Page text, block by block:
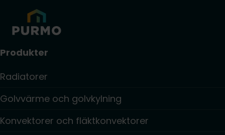
Produkter
Radiatorer
Golvvärme och golvkylning
Konvektorer och fläktkonvektorer